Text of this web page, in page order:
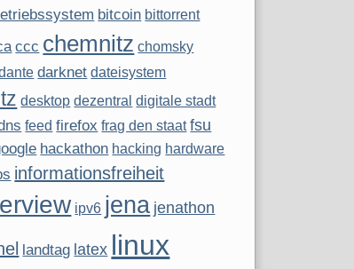
bitcoin bittorrent
ccc chemnitz chomsky
darknet dateisystem
desktop dezentral digitale stadt
feed firefox frag den staat fsu
hackathon hacking hardware
informationsfreiheit
ipv6 jena jenathon
landtag latex linux